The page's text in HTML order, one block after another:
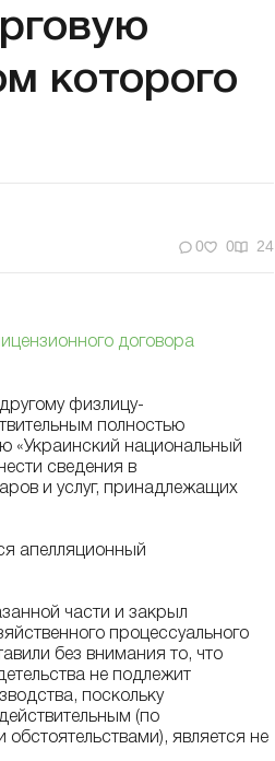
которого
0 0 24
договора
физлицу-
полностью
«Украинский национальный
сведения в
и услуг, принадлежащих
апелляционный
части и закрыл
процессуального
без внимания то, что
не подлежит
поскольку
(по
является не